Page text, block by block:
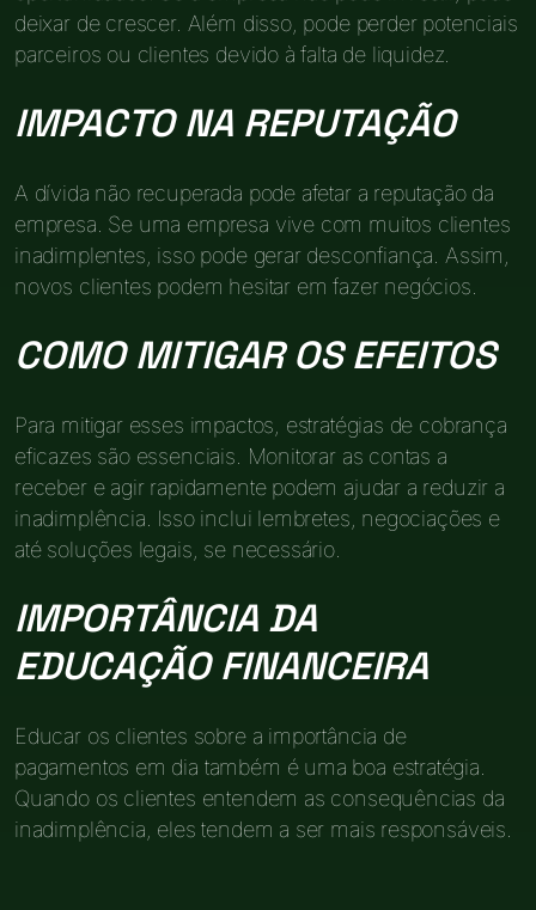
deixar de crescer. Além disso, pode perder potenciais
parceiros ou clientes devido à falta de liquidez.
IMPACTO NA REPUTAÇÃO
A dívida não recuperada pode afetar a reputação da
empresa. Se uma empresa vive com muitos clientes
inadimplentes, isso pode gerar desconfiança. Assim,
novos clientes podem hesitar em fazer negócios.
COMO MITIGAR OS EFEITOS
Para mitigar esses impactos, estratégias de cobrança
eficazes são essenciais. Monitorar as contas a
receber e agir rapidamente podem ajudar a reduzir a
inadimplência. Isso inclui lembretes, negociações e
até soluções legais, se necessário.
IMPORTÂNCIA DA
EDUCAÇÃO FINANCEIRA
Educar os clientes sobre a importância de
pagamentos em dia também é uma boa estratégia.
Quando os clientes entendem as consequências da
inadimplência, eles tendem a ser mais responsáveis.